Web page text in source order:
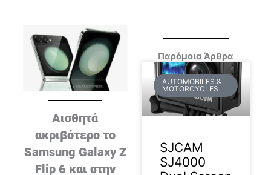
Αισθητά
ακριβότερο το
Samsung Galaxy Z
Flip 6 και στην
Παρόμοια Άρθρα
AUTOMOBILES &
MOTORCYCLES
SJCAM
SJ4000